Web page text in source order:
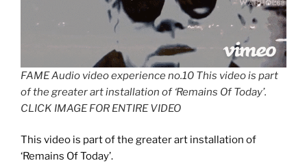
FAME Audio video experience no.10 This video is part
of the greater art installation of ‘Remains Of Today’.
CLICK IMAGE FOR ENTIRE VIDEO
This video is part of the greater art installation of
‘Remains Of Today’.